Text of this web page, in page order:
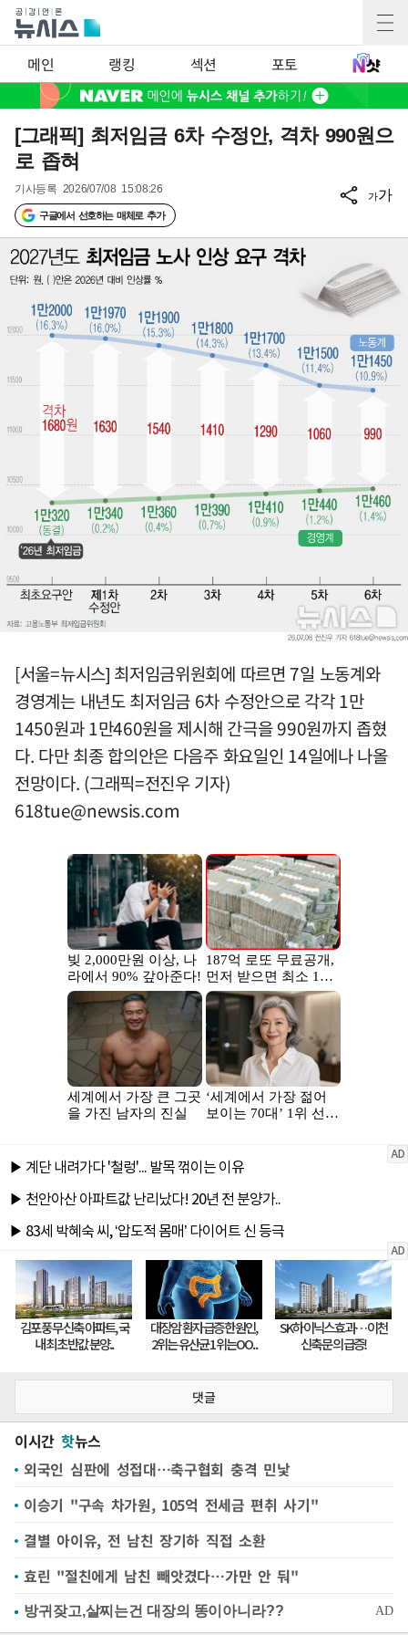
메인 랭킹 섹션 포토
[그래픽] 최저임금 6차 수정안, 격차 990원으
로 좁혀
기사등록 2026/07/08 15:08:26
구글에서 선호하는 매체로 추가
가가
[서울=뉴시스] 최저임금위원회에 따르면 7일 노동계와
경영계는 내년도 최저임금 6차 수정안으로 각각 1만
1450원과 1만460원을 제시해 간극을 990원까지 좁혔
다. 다만 최종 합의안은 다음주 화요일인 14일에나 나올
전망이다. (그래픽=전진우 기자)
618tue@newsis.com
댓글
이시간 핫뉴스
외국인 심판에 성접대…축구협회 충격 민낯
이승기 "구속 차가원, 105억 전세금 편취 사기"
결별 아이유, 전 남친 장기하 직접 소환
효린 "절친에게 남친 빼앗겼다…가만 안 둬"